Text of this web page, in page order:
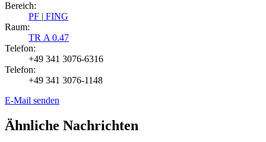
Bereich:
PF
FING
Raum:
TR A 0.47
Telefon:
+49 341 3076-6316
Telefon:
+49 341 3076-1148
E-Mail senden
Ähnliche Nachrichten